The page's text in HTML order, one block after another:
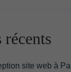
site web à